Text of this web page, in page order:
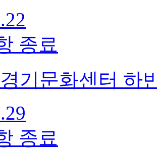
종료
기문화센터 하
종료